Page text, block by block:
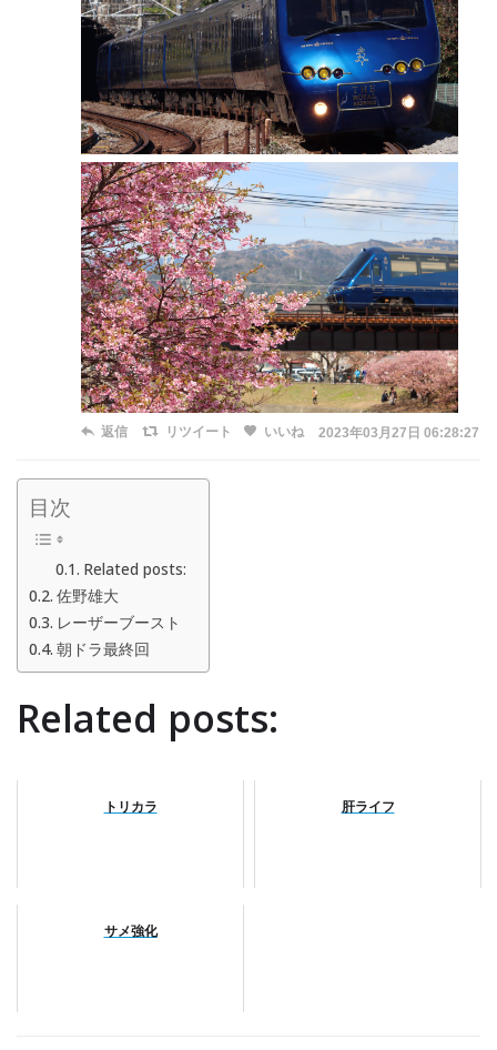
返信 リツイート いいね 2023年03月27日 06:28:27
目次
Related posts:
佐野雄大
レーザーブースト
朝ドラ最終回
Related posts:
トリカラ 肝ライフ
サメ強化